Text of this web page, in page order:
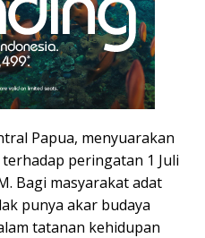
Papua, menyuarakan
peringatan 1 Juli
Bagi masyarakat adat
punya akar budaya
tatanan kehidupan